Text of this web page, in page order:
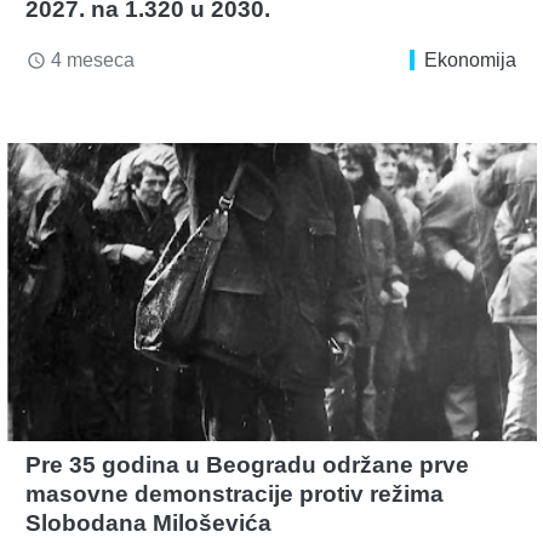
2027. na 1.320 u 2030.
access_time 4 meseca Ekonomija
Pre 35 godina u Beogradu održane prve
masovne demonstracije protiv režima
Slobodana Miloševića